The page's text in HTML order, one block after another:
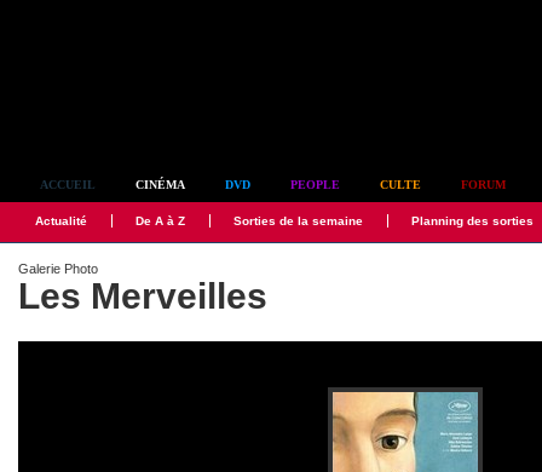
ACCUEIL CINÉMA DVD PEOPLE CULTE FORUM
Actualité De A à Z Sorties de la semaine Planning des sorties
Galerie Photo
Les Merveilles